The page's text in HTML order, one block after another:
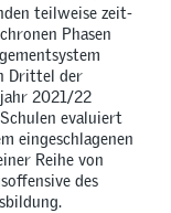
teilweise zeit-
Phasen
Drittel der
2021/22
evaluiert
eingeschlagenen
Reihe von
des